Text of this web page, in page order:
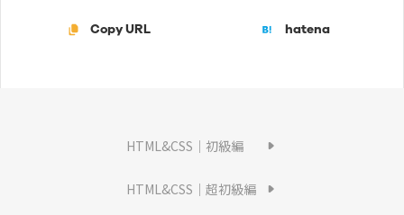
HTML&CSS｜初級編
HTML&CSS｜超初級編
Copy URL hatena